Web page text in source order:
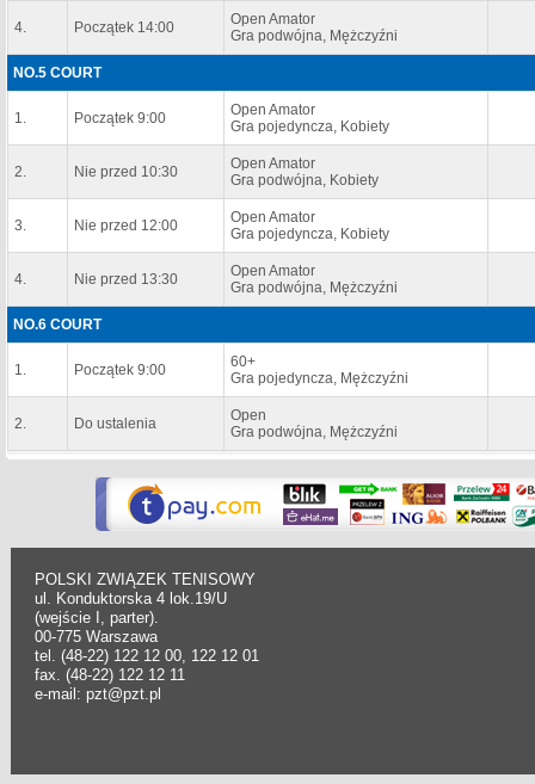
4. Początek 14:00
Open Amator
Gra podwójna, Mężczyźni
NO.5 COURT
1. Początek 9:00
Open Amator
Gra pojedyncza, Kobiety
2. Nie przed 10:30
Open Amator
Gra podwójna, Kobiety
3. Nie przed 12:00
Open Amator
Gra pojedyncza, Kobiety
4. Nie przed 13:30
Open Amator
Gra podwójna, Mężczyźni
NO.6 COURT
1. Początek 9:00
60+
Gra pojedyncza, Mężczyźni
2. Do ustalenia
Open
Gra podwójna, Mężczyźni
POLSKI ZWIĄZEK TENISOWY
ul. Konduktorska 4 lok.19/U
(wejście I, parter).
00-775 Warszawa
tel. (48-22) 122 12 00, 122 12 01
fax. (48-22) 122 12 11
e-mail: pzt@pzt.pl